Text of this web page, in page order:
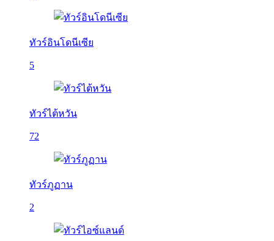
ทัวร์อินโดนีเซีย
5
ทัวร์ไต้หวัน
72
ทัวร์ภูฏาน
2